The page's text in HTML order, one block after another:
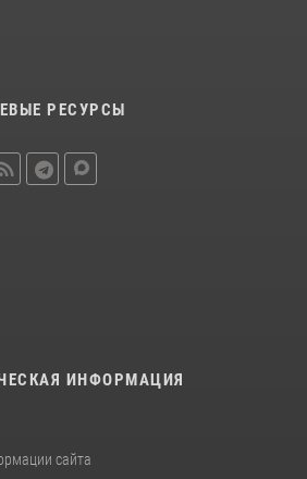
РЕСУРСЫ
ИНФОРМАЦИЯ
сайта